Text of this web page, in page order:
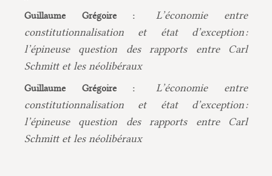
Guillaume Grégoire :
L’économie entre
constitutionnalisation et état d’exception :
l’épineuse question des rapports entre Carl
Schmitt et les néolibéraux
Guillaume Grégoire :
L’économie entre
constitutionnalisation et état d’exception :
l’épineuse question des rapports entre Carl
Schmitt et les néolibéraux